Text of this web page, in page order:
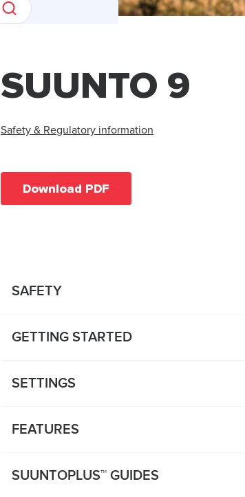
SUUNTO 9
Safety & Regulatory information
Download PDF
SAFETY
GETTING STARTED
SETTINGS
FEATURES
SUUNTOPLUS™ GUIDES